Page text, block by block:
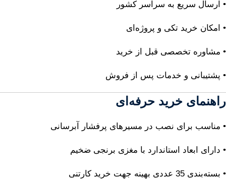
• ارسال سریع به سراسر کشور
• امکان خرید تکی و پروژه‌ای
• مشاوره تخصصی قبل از خرید
• پشتیبانی و خدمات پس از فروش
راهنمای خرید حرفه‌ای
• مناسب برای نصب در مسیرهای پرفشار آبرسانی
• دارای ابعاد استاندارد با مغزی برنجی ضخیم
• بسته‌بندی 35 عددی بهینه جهت خرید کارتنی